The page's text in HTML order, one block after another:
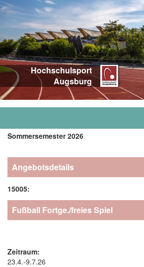
Hochschulsport
Augsburg
Sommersemester 2026
Angebotsdetails
15005:
Fußball Fortge./freies Spiel
Zeitraum:
23.4.-9.7.26